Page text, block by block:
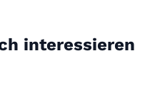
interessieren